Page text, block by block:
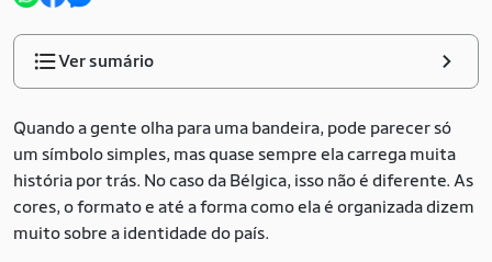
Ver sumário
Quando a gente olha para uma bandeira, pode parecer só
um símbolo simples, mas quase sempre ela carrega muita
história por trás. No caso da Bélgica, isso não é diferente. As
cores, o formato e até a forma como ela é organizada dizem
muito sobre a identidade do país.